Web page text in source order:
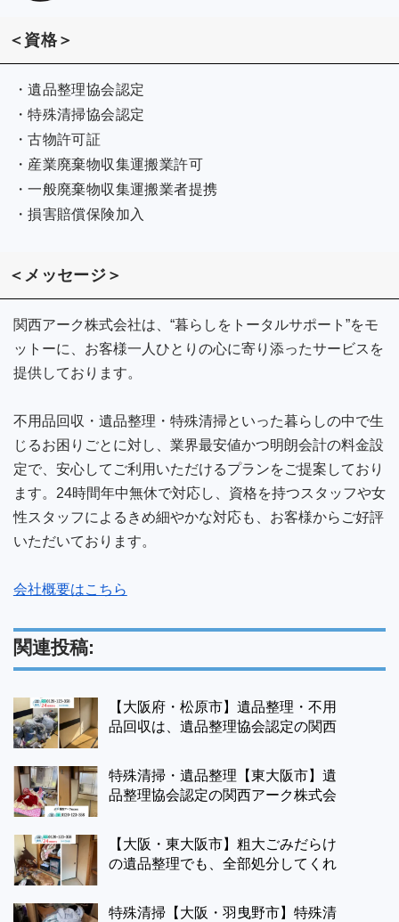
＜資格＞
・遺品整理協会認定
・特殊清掃協会認定
・古物許可証
・産業廃棄物収集運搬業許可
・一般廃棄物収集運搬業者提携
・損害賠償保険加入
＜メッセージ＞
関西アーク株式会社は、“暮らしをトータルサポート”をモ
ットーに、お客様一人ひとりの心に寄り添ったサービスを
提供しております。
不用品回収・遺品整理・特殊清掃といった暮らしの中で生
じるお困りごとに対し、業界最安値かつ明朗会計の料金設
定で、安心してご利用いただけるプランをご提案しており
ます。24時間年中無休で対応し、資格を持つスタッフや女
性スタッフによるきめ細やかな対応も、お客様からご好評
いただいております。
会社概要はこちら
関連投稿:
【大阪府・松原市】遺品整理・不用
品回収は、遺品整理協会認定の関西
特殊清掃・遺品整理【東大阪市】遺
品整理協会認定の関西アーク株式会
【大阪・東大阪市】粗大ごみだらけ
の遺品整理でも、全部処分してくれ
特殊清掃【大阪・羽曳野市】特殊清